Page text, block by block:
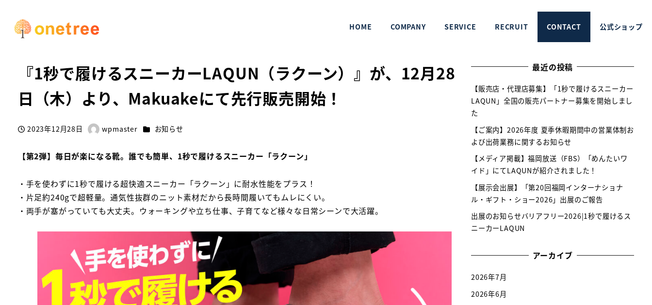
HOME COMPANY SERVICE RECRUIT CONTACT 公式ショップ
HOME お知らせ
『1秒で履けるスニーカーLAQUN（ラクーン）』が、12月28
日（木）より、Makuakeにて先行販売開始！
投稿日
2023年12月28日
著
wpmaster カテゴリー
お知らせ
【第2弾】毎日が楽になる靴。誰でも簡単、1秒で履けるスニーカー「ラクーン」
・手を使わずに1秒で履ける超快適スニーカー「ラクーン」に耐水性能をプラス！
・片足約240gで超軽量。通気性抜群のニット素材だから長時間履いてもムレにくい。
・両手が塞がっていても大丈夫。ウォーキングや立ち仕事、子育てなど様々な日常シーンで大活躍。
最近の投稿
【販売店・代理店募集】「1秒で履けるスニーカー
LAQUN」全国の販売パートナー募集を開始しまし
た
【ご案内】2026年度 夏季休暇期間中の営業体制お
よび出荷業務に関するお知らせ
【メディア掲載】福岡放送（FBS）「めんたいワ
イド」にてLAQUNが紹介されました！
【展示会出展】「第20回福岡インターナショナ
ル・ギフト・ショー2026」出展のご報告
出展のお知らせバリアフリー2026|1秒で履けるス
ニーカーLAQUN
アーカイブ
2026年7月
2026年6月